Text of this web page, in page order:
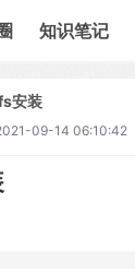
知识笔记
安装
09-14 06:10:42